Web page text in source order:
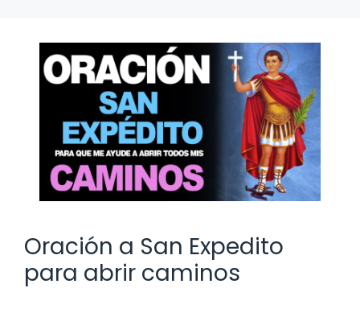
Oración a San Expedito
para abrir caminos